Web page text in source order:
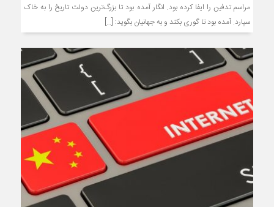
مراسم تدفین را ایفا کرده بود. انگار آمده بود تا بزرگ‌ترین دولت تاریخ را به خاک
سپارد. آمده بود تا گوری بکند و به جهانیان بگوید: […]